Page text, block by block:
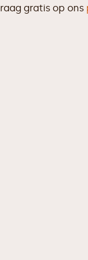
gratis op ons